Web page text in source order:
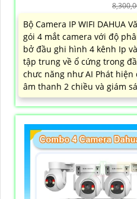
Bộ Camera IP WIFI DAHUA
gói 4 mắt camera với độ
bở đầu ghi hình 4 kênh Ip
tập trung về ổ cứng trong
chưc năng như AI Phát
âm thanh 2 chiều và giám